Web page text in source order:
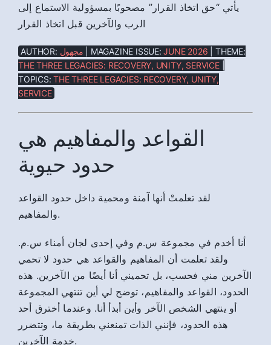
يأتي “حق اتخاذ القرار” مصحوبًا بمسؤولية الاستماع إلى
الرب والآخرين قبل اتخاذ القرار
AUTHOR: مجهول | MAGAZINE ISSUE:JUNE 2026 | THEME:
THE THREE LEGACIES: RECOVERY, UNITY, SERVICE|
TOPICS:THE THREE LEGACIES: RECOVERY, UNITY,
SERVICE
القواعد والمفاهيم هي
حدود حيوية
لقد تعلمتْ أنها آمنة ومحمية داخل حدود القواعد
والمفاهيم.
أنا أخدم في مجموعة س.م وفي إحدى لجان أمناء س.م.
ولقد تعلمت أن المفاهيم والقواعد هي حدود لا تحمي
الآخرين مني فحسب، بل تحميني أنا أيضًا من الآخرين. هذه
الحدود، القواعد والمفاهيم، توضح لي أين تنتهي المجموعة
أو ينتهي الشخص الآخر وأين أبدأ أنا. وعندما أخترق أحد
هذه الحدود، فإنني الذات تمنعني بطريقة ما، وتتضرر
خدمة الآخرين.